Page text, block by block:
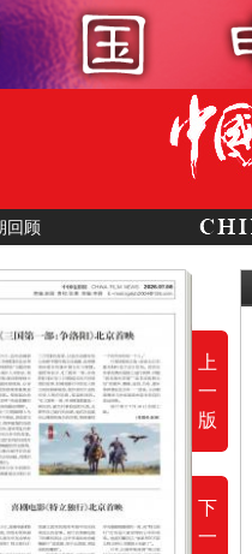
回顾
上
一
版
下
一